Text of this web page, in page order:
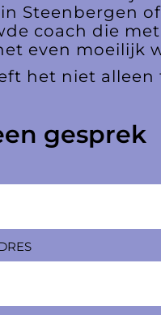
Steenbergen
coach die
even moeilijk
het niet alleen
gesprek